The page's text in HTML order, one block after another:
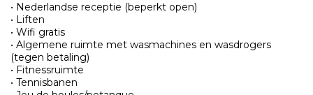
• Nederlandse receptie (beperkt open)
• Liften
• Wifi gratis
• Algemene ruimte met wasmachines en wasdrogers
(tegen betaling)
• Fitnessruimte
• Tennisbanen